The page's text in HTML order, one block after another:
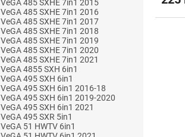
VeGA 485 SXHE 7in1 2015
VeGA 485 SXHE 7in1 2016
VeGA 485 SXHE 7in1 2017
VeGA 485 SXHE 7in1 2018
VeGA 485 SXHE 7in1 2019
VeGA 485 SXHE 7in1 2020
VeGA 485 SXHE 7in1 2021
VeGA 4855 SXH 6in1
VeGA 495 SXH 6in1
VeGA 495 SXH 6in1 2016-18
VeGA 495 SXH 6in1 2019-2020
VeGA 495 SXH 6in1 2021
VeGA 495 SXR 5in1
VeGA 51 HWTV 6in1